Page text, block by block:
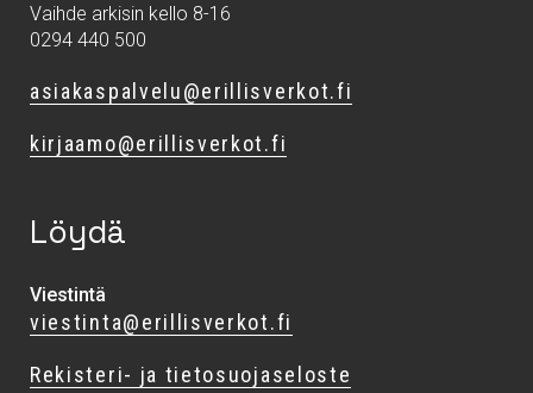
Vaihde arkisin kello 8-16
0294 440 500
asiakaspalvelu@erillisverkot.fi
kirjaamo@erillisverkot.fi
Löydä
Viestintä
viestinta@erillisverkot.fi
Rekisteri- ja tietosuojaseloste